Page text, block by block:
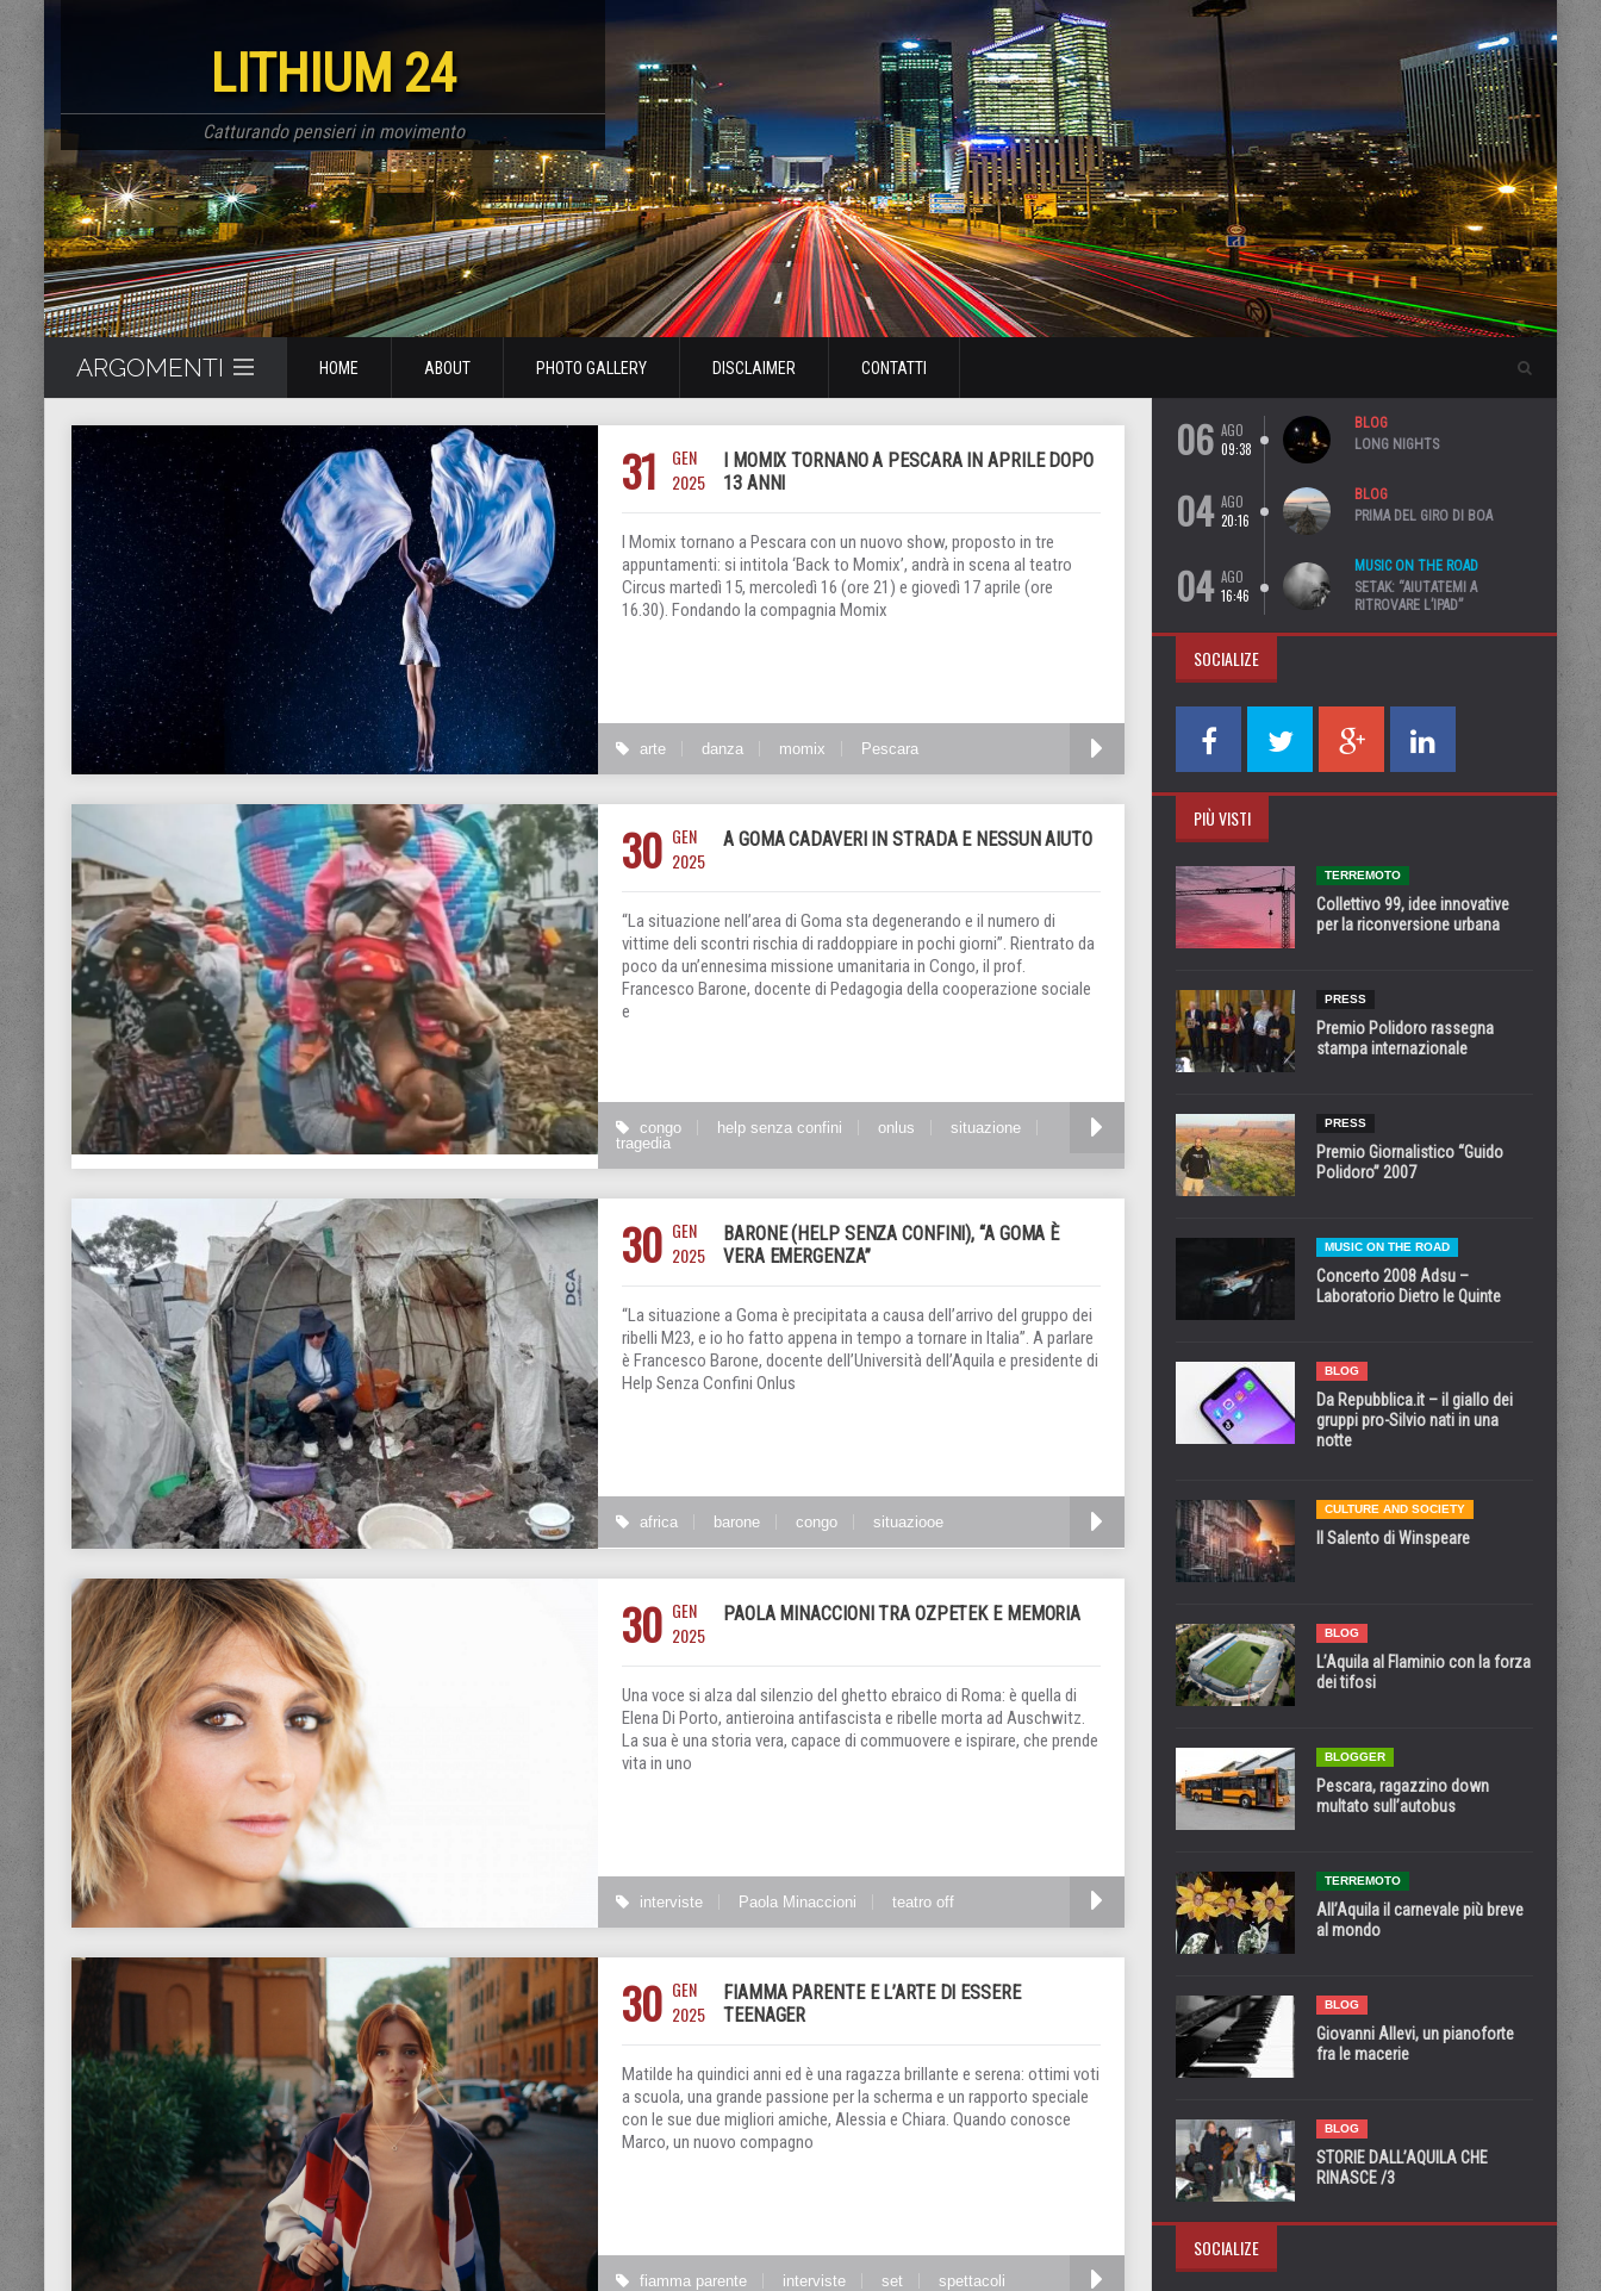
LITHIUM 24
Catturando pensieri in movimento
ARGOMENTI HOME ABOUT PHOTO GALLERY DISCLAIMER CONTATTI
31
GEN
2025
I MOMIX TORNANO A PESCARA IN APRILE DOPO
13 ANNI
I Momix tornano a Pescara con un nuovo show, proposto in tre
appuntamenti: si intitola ‘Back to Momix’, andrà in scena al teatro
Circus martedì 15, mercoledì 16 (ore 21) e giovedì 17 aprile (ore
16.30). Fondando la compagnia Momix
arte danza momix Pescara
30 GEN
2025
A GOMA CADAVERI IN STRADA E NESSUN AIUTO
“La situazione nell’area di Goma sta degenerando e il numero di
vittime deli scontri rischia di raddoppiare in pochi giorni”. Rientrato da
poco da un’ennesima missione umanitaria in Congo, il prof.
Francesco Barone, docente di Pedagogia della cooperazione sociale
e
congo help senza confini onlus
situazione
tragedia
30 GEN
2025
BARONE (HELP SENZA CONFINI), “A GOMA È
VERA EMERGENZA”
“La situazione a Goma è precipitata a causa dell’arrivo del gruppo dei
ribelli M23, e io ho fatto appena in tempo a tornare in Italia”. A parlare
è Francesco Barone, docente dell’Università dell’Aquila e presidente di
Help Senza Confini Onlus
africa barone congo situaziooe
30 GEN
2025
PAOLA MINACCIONI TRA OZPETEK E MEMORIA
Una voce si alza dal silenzio del ghetto ebraico di Roma: è quella di
Elena Di Porto, antieroina antifascista e ribelle morta ad Auschwitz.
La sua è una storia vera, capace di commuovere e ispirare, che prende
vita in uno
interviste Paola Minaccioni teatro off
30 GEN
2025
FIAMMA PARENTE E L’ARTE DI ESSERE
TEENAGER
Matilde ha quindici anni ed è una ragazza brillante e serena: ottimi voti
a scuola, una grande passione per la scherma e un rapporto speciale
con le sue due migliori amiche, Alessia e Chiara. Quando conosce
Marco, un nuovo compagno
fiamma parente interviste set spettacoli
06 AGO
09:38
BLOG
LONG NIGHTS
04 AGO
20:16
BLOG
PRIMA DEL GIRO DI BOA
04 AGO
16:46
MUSIC ON THE ROAD
SETAK: “AIUTATEMI A
RITROVARE L’IPAD”
SOCIALIZE
PIÙ VISTI
TERREMOTO
Collettivo 99, idee innovative
per la riconversione urbana
PRESS
Premio Polidoro rassegna
stampa internazionale
PRESS
Premio Giornalistico “Guido
Polidoro” 2007
MUSIC ON THE ROAD
Concerto 2008 Adsu –
Laboratorio Dietro le Quinte
BLOG
Da Repubblica.it – il giallo dei
gruppi pro-Silvio nati in una
notte
CULTURE AND SOCIETY
Il Salento di Winspeare
BLOG
L’Aquila al Flaminio con la forza
dei tifosi
BLOGGER
Pescara, ragazzino down
multato sull’autobus
TERREMOTO
All’Aquila il carnevale più breve
al mondo
BLOG
Giovanni Allevi, un pianoforte
fra le macerie
BLOG
STORIE DALL’AQUILA CHE
RINASCE /3
SOCIALIZE